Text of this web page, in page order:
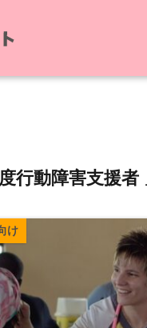
度行動障害支援者
け